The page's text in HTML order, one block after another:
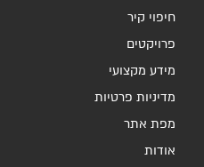
חיפוי קיר
פרויקטים
מידע מקצועי
מדיניות פרטיות
מפת אתר
אודות